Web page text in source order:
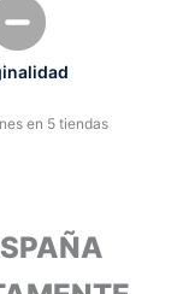
en 5 tiendas